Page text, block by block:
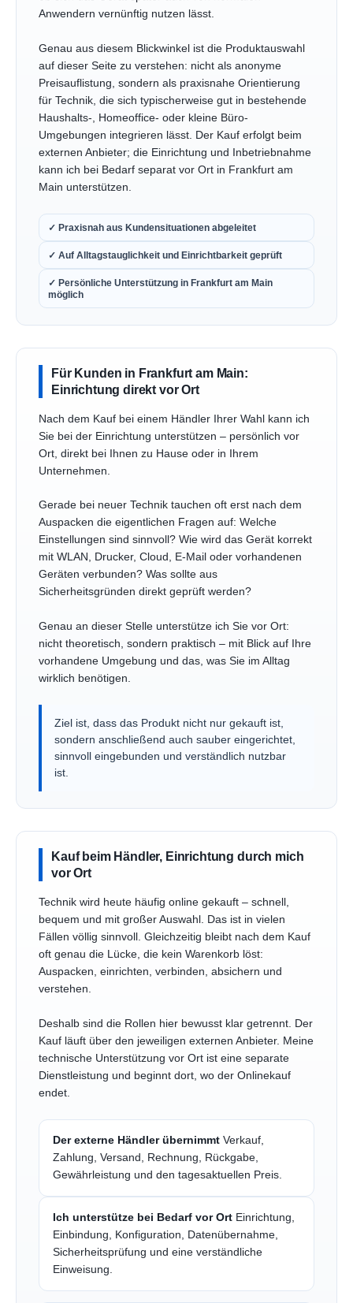
Anwendern vernünftig nutzen lässt.
Genau aus diesem Blickwinkel ist die Produktauswahl
auf dieser Seite zu verstehen: nicht als anonyme
Preisauflistung, sondern als praxisnahe Orientierung
für Technik, die sich typischerweise gut in bestehende
Haushalts-, Homeoffice- oder kleine Büro-
Umgebungen integrieren lässt. Der Kauf erfolgt beim
externen Anbieter; die Einrichtung und Inbetriebnahme
kann ich bei Bedarf separat vor Ort in Frankfurt am
Main unterstützen.
✓ Praxisnah aus Kundensituationen abgeleitet
✓ Auf Alltagstauglichkeit und Einrichtbarkeit geprüft
✓ Persönliche Unterstützung in Frankfurt am Main
möglich
Für Kunden in Frankfurt am Main:
Einrichtung direkt vor Ort
Nach dem Kauf bei einem Händler Ihrer Wahl kann ich
Sie bei der Einrichtung unterstützen – persönlich vor
Ort, direkt bei Ihnen zu Hause oder in Ihrem
Unternehmen.
Gerade bei neuer Technik tauchen oft erst nach dem
Auspacken die eigentlichen Fragen auf: Welche
Einstellungen sind sinnvoll? Wie wird das Gerät korrekt
mit WLAN, Drucker, Cloud, E-Mail oder vorhandenen
Geräten verbunden? Was sollte aus
Sicherheitsgründen direkt geprüft werden?
Genau an dieser Stelle unterstütze ich Sie vor Ort:
nicht theoretisch, sondern praktisch – mit Blick auf Ihre
vorhandene Umgebung und das, was Sie im Alltag
wirklich benötigen.
Ziel ist, dass das Produkt nicht nur gekauft ist,
sondern anschließend auch sauber eingerichtet,
sinnvoll eingebunden und verständlich nutzbar
ist.
Kauf beim Händler, Einrichtung durch mich
vor Ort
Technik wird heute häufig online gekauft – schnell,
bequem und mit großer Auswahl. Das ist in vielen
Fällen völlig sinnvoll. Gleichzeitig bleibt nach dem Kauf
oft genau die Lücke, die kein Warenkorb löst:
Auspacken, einrichten, verbinden, absichern und
verstehen.
Deshalb sind die Rollen hier bewusst klar getrennt. Der
Kauf läuft über den jeweiligen externen Anbieter. Meine
technische Unterstützung vor Ort ist eine separate
Dienstleistung und beginnt dort, wo der Onlinekauf
endet.
Der externe Händler übernimmt Verkauf,
Zahlung, Versand, Rechnung, Rückgabe,
Gewährleistung und den tagesaktuellen Preis.
Ich unterstütze bei Bedarf vor Ort Einrichtung,
Einbindung, Konfiguration, Datenübernahme,
Sicherheitsprüfung und eine verständliche
Einweisung.